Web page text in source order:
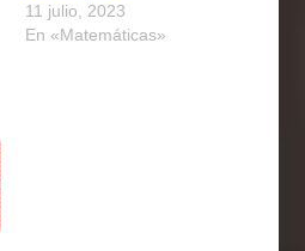
11 julio, 2023
En «Matemáticas»